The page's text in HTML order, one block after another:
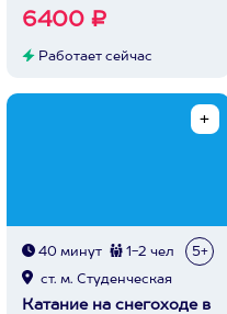
6400 ₽
Работает сейчас
40 минут 1-2 чел 5+
ст. м. Студенческая
Катание на снегоходе в